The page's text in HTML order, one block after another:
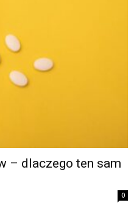
– dlaczego ten sam
0